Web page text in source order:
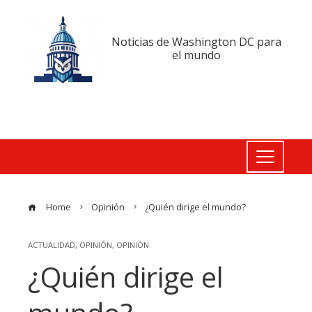
Noticias de Washington DC para
el mundo
Home Opinión ¿Quién dirige el mundo?
ACTUALIDAD, OPINIÓN, OPINIÓN
¿Quién dirige el